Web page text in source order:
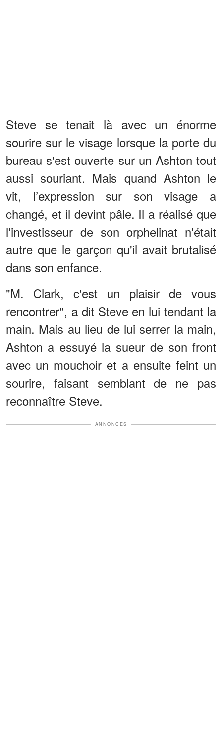
Steve se tenait là avec un énorme
sourire sur le visage lorsque la porte du
bureau s'est ouverte sur un Ashton tout
aussi souriant. Mais quand Ashton le
vit, l’expression sur son visage a
changé, et il devint pâle. Il a réalisé que
l'investisseur de son orphelinat n'était
autre que le garçon qu'il avait brutalisé
dans son enfance.
"M. Clark, c'est un plaisir de vous
rencontrer", a dit Steve en lui tendant la
main. Mais au lieu de lui serrer la main,
Ashton a essuyé la sueur de son front
avec un mouchoir et a ensuite feint un
sourire, faisant semblant de ne pas
reconnaître Steve.
ANNONCES